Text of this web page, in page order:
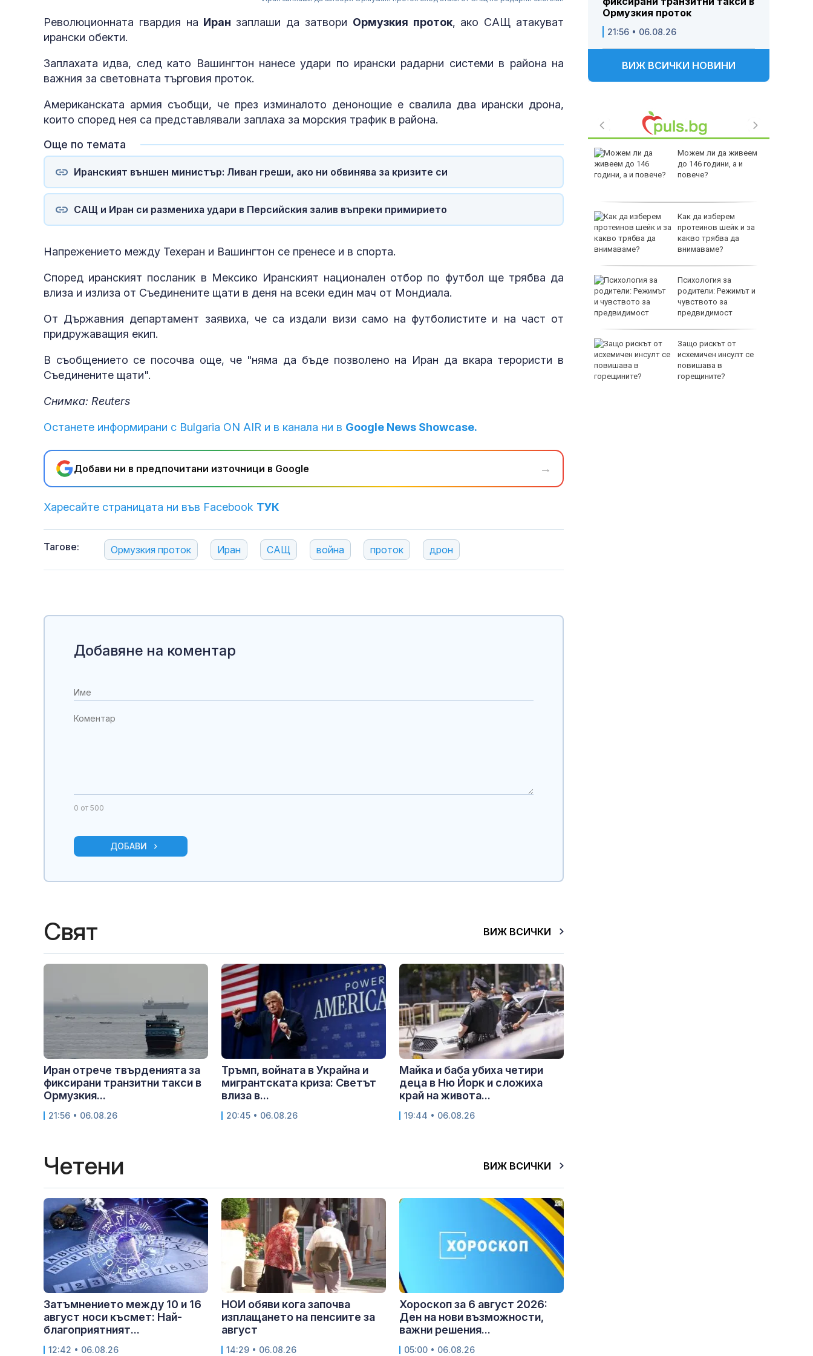
Революционната гвардия на Иран заплаши да затвори Ормузкия проток, ако САЩ атакуват
ирански обекти.
Заплахата идва, след като Вашингтон нанесе удари по ирански радарни системи в района на
важния за световната търговия проток.
Американската армия съобщи, че през изминалото денонощие е свалила два ирански дрона,
които според нея са представлявали заплаха за морския трафик в района.
Още по темата
Иранският външен министър: Ливан греши, ако ни обвинява за кризите си
САЩ и Иран си размениха удари в Персийския залив въпреки примирието
Напрежението между Техеран и Вашингтон се пренесе и в спорта.
Според иранският посланик в Мексико Иранският национален отбор по футбол ще трябва да
влиза и излиза от Съединените щати в деня на всеки един мач от Мондиала.
От Държавния департамент заявиха, че са издали визи само на футболистите и на част от
придружаващия екип.
В съобщението се посочва още, че "няма да бъде позволено на Иран да вкара терористи в
Съединените щати".
Снимка: Reuters
Останете информирани с Bulgaria ON AIR и в канала ни в Google News Showcase.
Добави ни в предпочитани източници в Google →
Харесайте страницата ни във Facebook ТУК
Тагове: Ормузкия проток Иран САЩ война проток дрон
Ормузкия проток
21:56 • 06.08.26
ВИЖ ВСИЧКИ НОВИНИ
в рокля (ВИДЕО 16+)
опасни мисии:
Как войните между
ЧРД
Можем ли да живеем
до 146 години, а и
повече?
Как да изберем
протеинов шейк и за
какво трябва да
внимаваме?
Психология за
родители: Режимът и
чувството за
предвидимост
Защо рискът от
исхемичен инсулт се
повишава в
горещините?
Добавяне на коментар
0 от 500
ДОБАВИ
Свят ВИЖ ВСИЧКИ
Иран отрече твърденията за
фиксирани транзитни такси в
Ормузкия...
21:56 • 06.08.26
Тръмп, войната в Украйна и
мигрантската криза: Светът
влиза в...
20:45 • 06.08.26
Майка и баба убиха четири
деца в Ню Йорк и сложиха
край на живота...
19:44 • 06.08.26
Четени ВИЖ ВСИЧКИ
Затъмнението между 10 и 16
август носи късмет: Най-
благоприятният...
12:42 • 06.08.26
НОИ обяви кога започва
изплащането на пенсиите за
август
14:29 • 06.08.26
Хороскоп за 6 август 2026:
Ден на нови възможности,
важни решения...
05:00 • 06.08.26